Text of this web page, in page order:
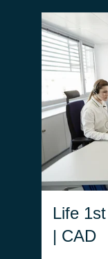
Life
| CAD
Life